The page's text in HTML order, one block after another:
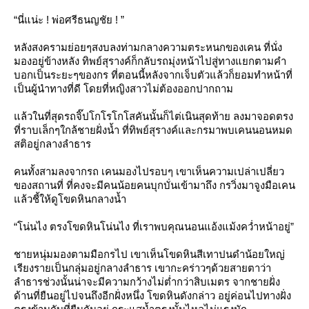
“นี่แน่ะ ! พ่อศรีธนญชัย ! ”
หลังสงครามย่อยๆสงบลงท่ามกลางความตระหนกของเคน ที่นั่ง
มองอยู่ข้างหลัง ทิพย์สุรางค์ก็กลับรถมุ่งหน้าไปสู่ทางแยกตามคำ
บอกเป็นระยะๆของกร ที่ตอนนี้หลังจากเจ็บตัวแล้วก็ยอมทำหน้าที่
เป็นผู้นำทางที่ดี โดยที่หญิงสาวไม่ต้องออกปากถาม
ล้วในที่สุดรถจิ๊ปโกโรโกโสคันนั้นก็ไต่เนินสุดท้าย ลงมาจอดตรง
ที่ราบเล็กๆใกล้ชายฝั่งน้ำ ที่ทิพย์สุรางค์และกรมาพบเคนนอนหมด
สติอยู่กลางลำธาร
คนทั้งสามลงจากรถ เคนมองไปรอบๆ เขาเห็นความเปล่าเปลี่ยว
ของสถานที่ ที่คงจะมีคนน้อยคนบุกบั่นเข้ามาถึง กรวิ่งมาจูงมือเคน
ล้วชี้ให้ดูโขดหินกลางน้ำ
“โน่นไง ตรงโขดหินโน่นไง ที่เราพบคุณนอนแอ้งแม้งคว่ำหน้าอยู่”
ชายหนุ่มมองตามมือกรไป เขาเห็นโขดหินสีเทาปนดำน้อยใหญ่
เรียงรายเป็นกลุ่มอยู่กลางลำธาร เขากะคร่าวๆด้วยสายตาว่า
ลำธารช่วงนั้นน่าจะมีความกว้างไม่ต่ำกว่าสิบเมตร จากชายฝั่ง
ด้านที่ยืนอยู่ไปจนถึงอีกฝั่งหนึ่ง โขดหินดังกล่าว อยู่ค่อนไปทางฝั่ง